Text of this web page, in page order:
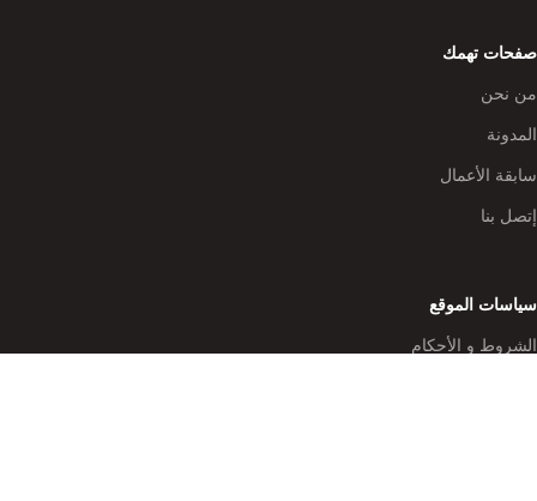
صفحات تهمك
من نحن
المدونة
سابقة الأعمال
إتصل بنا
سياسات الموقع
الشروط و الأحكام